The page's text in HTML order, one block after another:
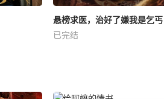
悬榜求医，治好了嫌我是乞丐
已完结